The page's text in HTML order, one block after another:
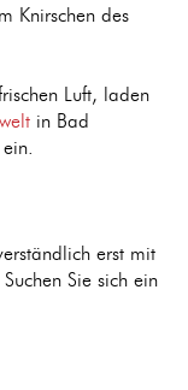
Knirschen des
Luft, laden
in Bad
erst mit
Sie sich ein